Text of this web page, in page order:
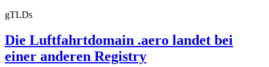
gTLDs
Die Luftfahrtdomain .aero landet bei
einer anderen Registry